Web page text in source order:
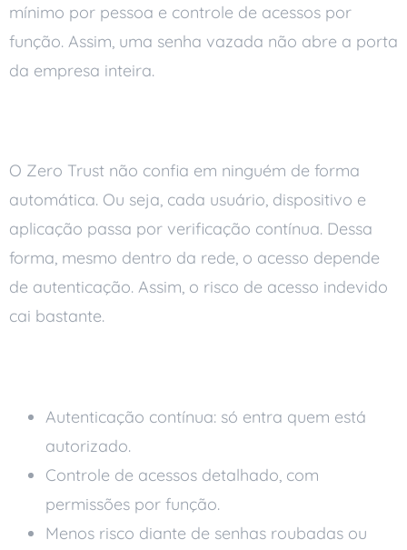
mínimo por pessoa e controle de acessos por
função. Assim, uma senha vazada não abre a porta
da empresa inteira.
O Zero Trust não confia em ninguém de forma
automática. Ou seja, cada usuário, dispositivo e
aplicação passa por verificação contínua. Dessa
forma, mesmo dentro da rede, o acesso depende
de autenticação. Assim, o risco de acesso indevido
cai bastante.
Autenticação contínua: só entra quem está
autorizado.
Controle de acessos detalhado, com
permissões por função.
Menos risco diante de senhas roubadas ou